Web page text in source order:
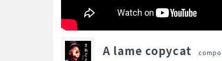
A lame copycat